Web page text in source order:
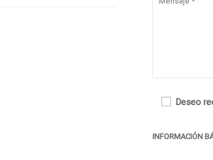
Deseo
INFORMACIÓN